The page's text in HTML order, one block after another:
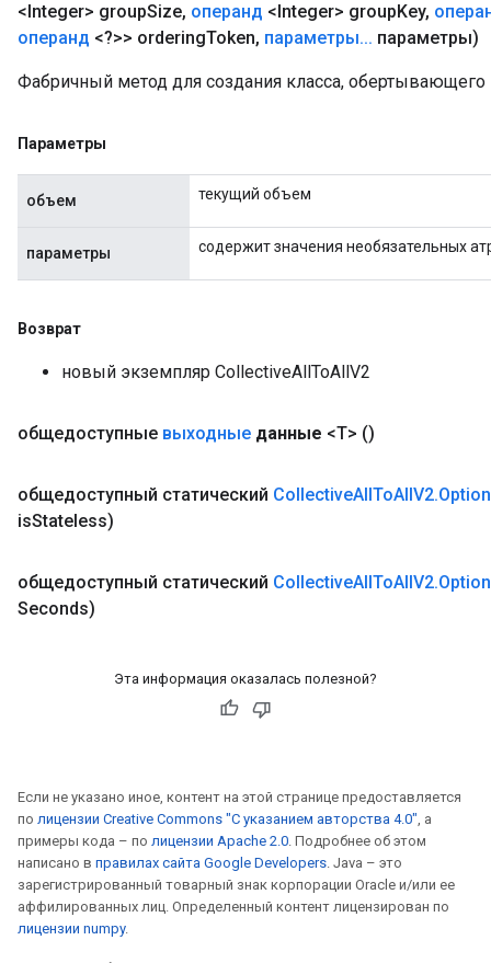
<Integer> groupSize, операнд <Integer> groupKey,
операнд <?>> orderingToken, параметры... параметры)
Фабричный метод для создания класса,
Параметры
объем текущий объем
параметры содержит значения необязательных
Возврат
новый экземпляр CollectiveAllToAllV2
общедоступные выходные данные <T> ()
общедоступный статический CollectiveAllToAllV2.
isStateless)
общедоступный статический CollectiveAllToAllV2.
Seconds)
Эта информация оказалась полезной?
Если не указано иное, контент на этой странице предоставляется
по лицензии Creative Commons "С указанием авторства 4.0", а
примеры кода – по лицензии Apache 2.0. Подробнее об этом
написано в правилах сайта Google Developers. Java – это
зарегистрированный товарный знак корпорации Oracle и/или ее
аффилированных лиц. Определенный контент лицензирован по
лицензии numpy.